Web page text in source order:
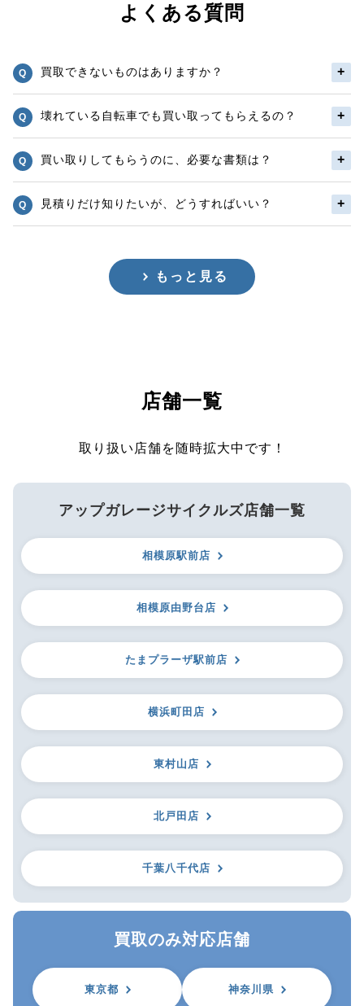
よくある質問
買取できないものはありますか？
壊れている自転車でも買い取ってもらえるの？
買い取りしてもらうのに、必要な書類は？
見積りだけ知りたいが、どうすればいい？
もっと見る
店舗一覧
取り扱い店舗を随時拡大中です！
アップガレージサイクルズ店舗一覧
相模原駅前店
相模原由野台店
たまプラーザ駅前店
横浜町田店
東村山店
北戸田店
千葉八千代店
買取のみ対応店舗
東京都 神奈川県